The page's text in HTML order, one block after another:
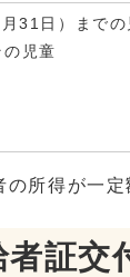
31日）まで
児童
所得が一
証交